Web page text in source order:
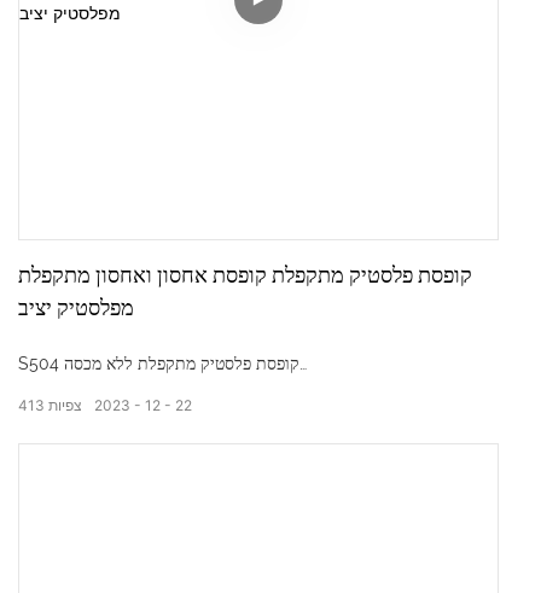
קופסת פלסטיק מתקפלת קופסת אחסון ואחסון מתקפלת
מפלסטיק יציב
S504 קופסת פלסטיק מתקפלת ללא מכסה
מידות חיצוניות: 550*365*210 מ"מ
2023 12 22
413 צפיות